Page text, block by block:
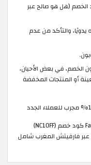
(هل هو صالح عبر
والتأكد من عدم
الخصم، في بعض الأحيان،
أو المنتجات المخفضة
حمّل تطبيق فارفيتش الآن! ثم فعّل Farfetch كود خصم (NC10FF)
أول طلب عبر فارفيتش المغرب شامل